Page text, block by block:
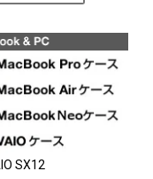
SX12